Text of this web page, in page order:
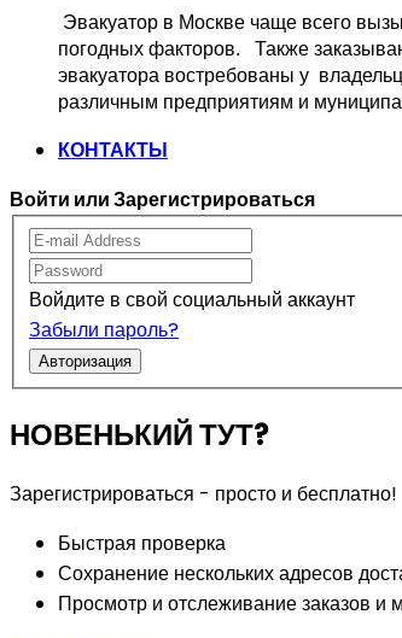
Эвакуатор в Москве чаще всего
погодных факторов.   Также
эвакуатора востребованы у
различным предприятиям и
КОНТАКТЫ
Войти или Зарегистрироваться
Войдите в свой социальный аккаунт
Забыли пароль?
Авторизация
НОВЕНЬКИЙ ТУТ?
Зарегистрироваться - просто и бесплатно!
Быстрая проверка
Сохранение нескольких адресов
Просмотр и отслеживание заказов и